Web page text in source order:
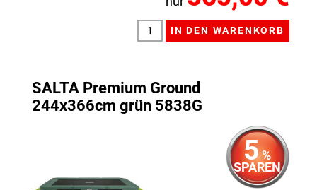
SALTA Premium Ground
244x366cm grün 5838G
5%
SPAREN